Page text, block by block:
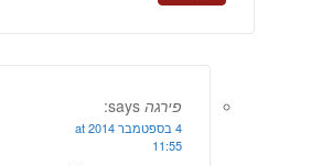
פירגה says:
4 בספטמבר 2014 at
11:55